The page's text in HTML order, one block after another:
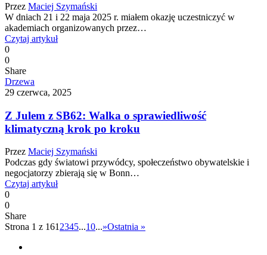
Przez Maciej Szymański
W dniach 21 i 22 maja 2025 r. miałem okazję uczestniczyć w
akademiach organizowanych przez…
Czytaj artykuł
0
0
Share
Drzewa
29 czerwca, 2025
Z Julem z SB62: Walka o sprawiedliwość
klimatyczną krok po kroku
Przez Maciej Szymański
Podczas gdy światowi przywódcy, społeczeństwo obywatelskie i
negocjatorzy zbierają się w Bonn…
Czytaj artykuł
0
0
Share
Strona 1 z 161 2345...10...»Ostatnia »